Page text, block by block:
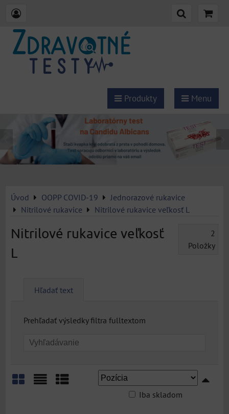
Produkty Menu
Úvod OOPP COVID-19
Jednorazové rukavice
Nitrilové rukavice
Nitrilové rukavice veľkosť L
Nitrilové rukavice veľkosť
L
2
Položky
Hľadať text
Prehľadať výsledky filtra fulltextom
Iba skladom